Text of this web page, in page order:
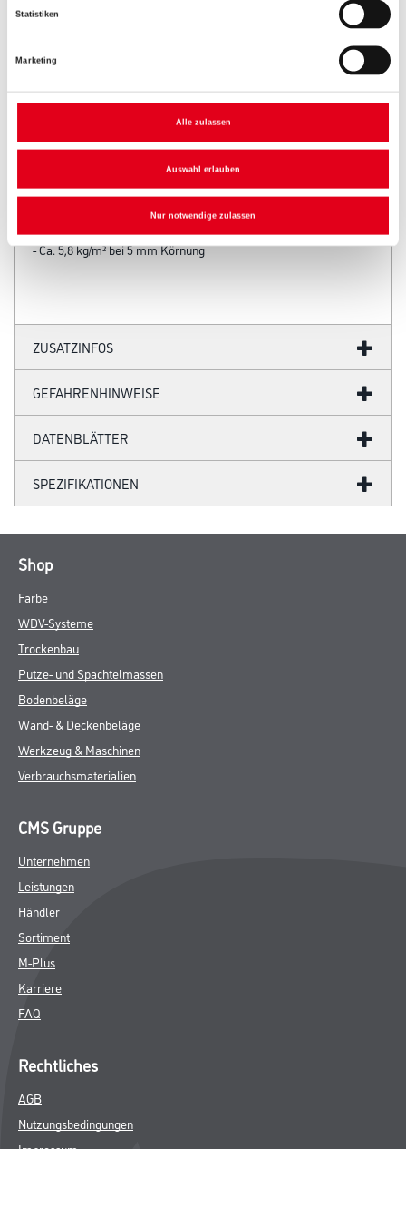
Statistiken
Marketing
Alle zulassen
Auswahl erlauben
Nur notwendige zulassen
- Für akurit Wärmedämm-Verbundsysteme
Verbrauch
- Ca. 2,9 kg/m² bei 2 mm Körnung
- Ca. 4,1 kg/m² bei 3 mm Körnung
- Ca. 5,8 kg/m² bei 5 mm Körnung
ZUSATZINFOS
GEFAHRENHINWEISE
DATENBLÄTTER
SPEZIFIKATIONEN
Shop
Farbe
WDV-Systeme
Trockenbau
Putze- und Spachtelmassen
Bodenbeläge
Wand- & Deckenbeläge
Werkzeug & Maschinen
Verbrauchsmaterialien
CMS Gruppe
Unternehmen
Leistungen
Händler
Sortiment
M-Plus
Karriere
FAQ
Rechtliches
AGB
Nutzungsbedingungen
Impressum